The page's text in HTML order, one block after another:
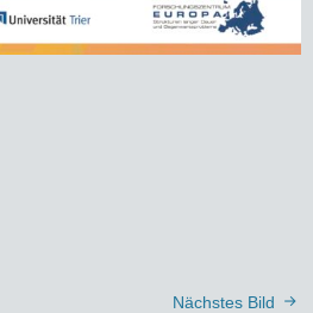
Nächstes Bild